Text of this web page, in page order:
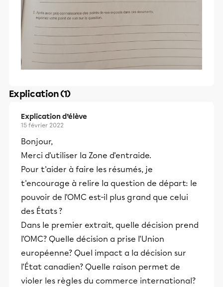
Explication (1)
Explication d’élève
15 février 2022
Bonjour,
Merci d'utiliser la Zone d'entraide.
Pour t'aider à faire les résumés, je
t'encourage à relire la question de départ: le
pouvoir de l'OMC est-il plus grand que celui
des États ?
Dans le premier extrait, quelle décision prend
l'OMC? Quelle décision a prise l'Union
européenne? Quel impact a la décision sur
l'État canadien? Quelle raison permet de
violer les règles du commerce international?